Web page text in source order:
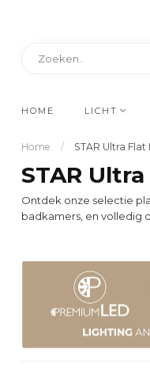
HOME LICHT
Home / STAR Ultra
STAR
Ontdek onze selectie
badkamers, en volledig